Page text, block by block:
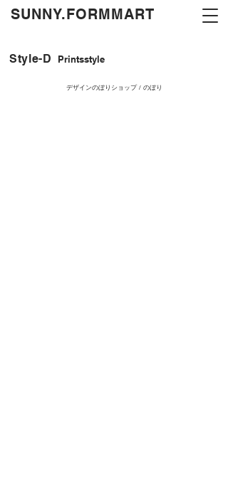
​SUNNY.FORMMART
Style-D Printsstyle
デザインのぼりショップ / のぼり